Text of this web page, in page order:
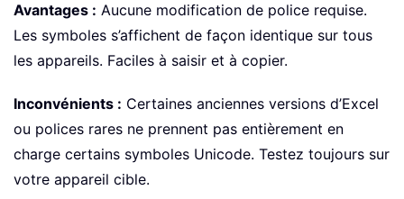
Avantages : Aucune modification de police requise.
Les symboles s’affichent de façon identique sur tous
les appareils. Faciles à saisir et à copier.
Inconvénients : Certaines anciennes versions d’Excel
ou polices rares ne prennent pas entièrement en
charge certains symboles Unicode. Testez toujours sur
votre appareil cible.